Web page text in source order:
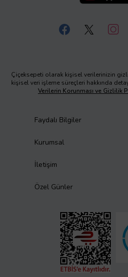
Çiçeksepeti olarak kişisel verilerinizin
kişisel veri işleme süreçleri hakkında
Verilerin Korunması ve Gizlilik
Faydalı Bilgiler
Kurumsal
İletişim
Özel Günler